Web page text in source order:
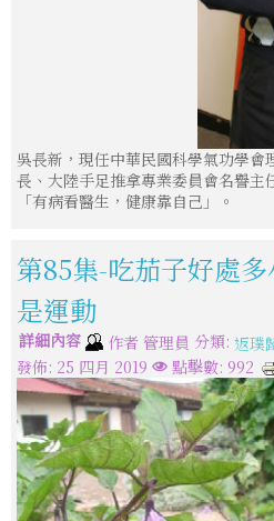
吳長新，現任中華民國科學氣功學會
長、大陸手足推拿專業委員會名譽主
「有病看醫生，健康靠自己」。
第85集-吃茄子好處
是運動
詳細內容 作者 管理員 分類: 返璞
發佈: 25 四月 2019
點擊數: 992